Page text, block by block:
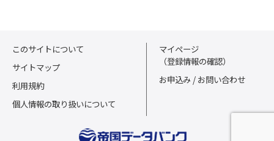
このサイトについて
サイトマップ
利用規約
個人情報の取り扱いについて
マイページ
（登録情報の確認）
お申込み / お問い合わせ